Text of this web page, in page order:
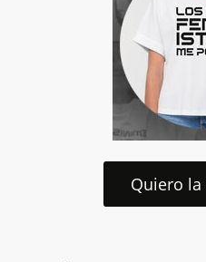
Quiero